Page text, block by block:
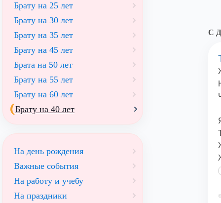
С
Брату на 25 лет
Брату на 30 лет
Брату на 35 лет
Брату на 45 лет
Брата на 50 лет
Брату на 55 лет
Брату на 60 лет
Брату на 40 лет
На день рождения
Важные события
На работу и учебу
На праздники